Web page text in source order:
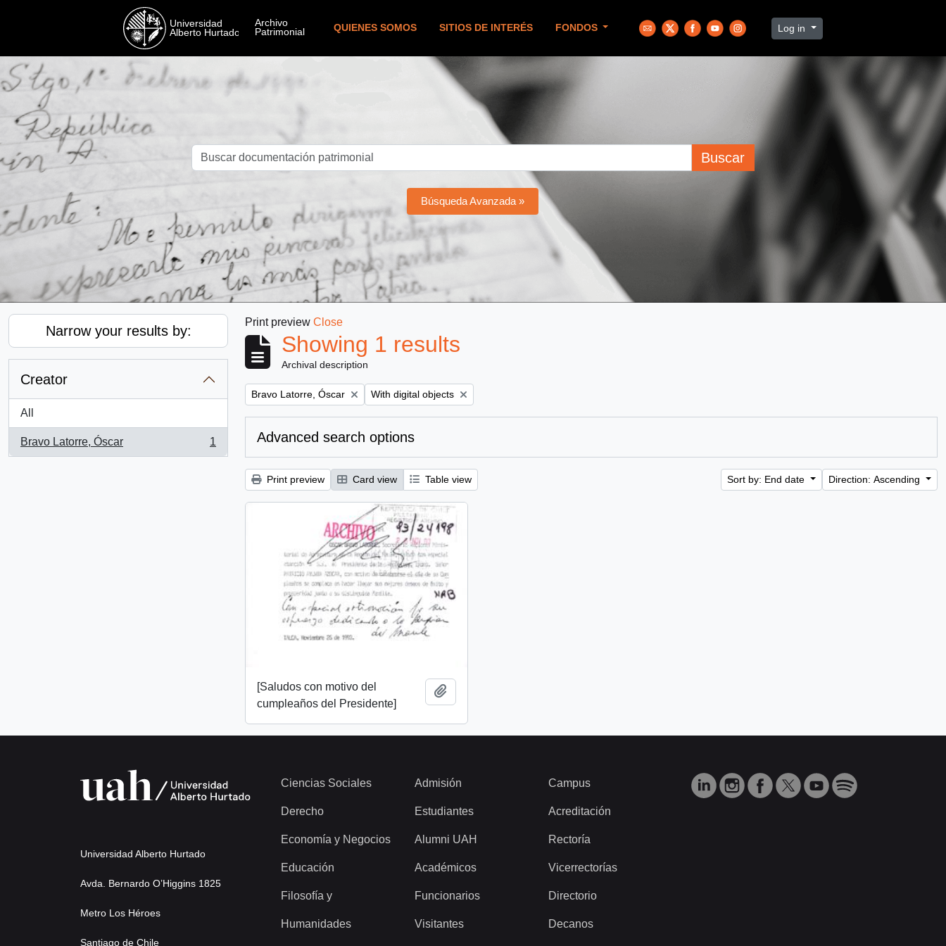
QUIENES SOMOS SITIOS DE INTERÉS FONDOS Log in
Buscar
Búsqueda Avanzada »
Narrow your results by:
Creator
All
Bravo Latorre, Óscar
, 1 results
1
Print preview Close
Showing 1 results
Archival description
Remove filter:
Bravo Latorre, Óscar Remove filter:
With digital objects
Advanced search options
Print preview Card view Table view Sort by: End date Direction: Ascending
[Saludos con motivo del
cumpleaños del Presidente]
Universidad Alberto Hurtado
Avda. Bernardo O’Higgins 1825
Metro Los Héroes
Santiago de Chile
Ciencias Sociales
Derecho
Economía y Negocios
Educación
Filosofía y
Humanidades
Admisión
Estudiantes
Alumni UAH
Académicos
Funcionarios
Visitantes
Campus
Acreditación
Rectoría
Vicerrectorías
Directorio
Decanos